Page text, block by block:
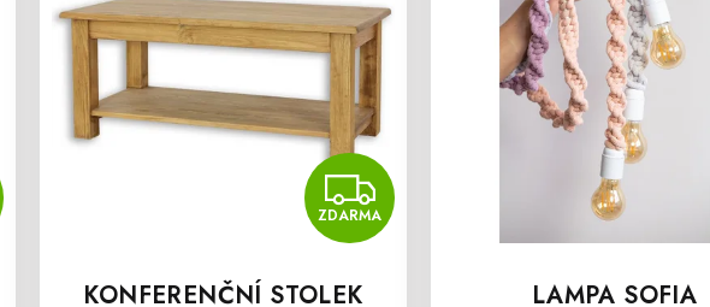
ZDARMA
ZDARMA
KONFERENČNÍ STOLEK
LAMPA SOFIA